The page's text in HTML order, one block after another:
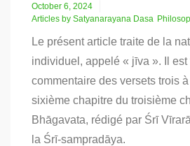
October 6, 2024
Articles by Satyanarayana Dasa
Le présent article traite de la
individuel, appelé « jīva ». Il est
commentaire des versets trois
sixième chapitre du troisième
Bhāgavata, rédigé par Śrī
la Śrī-sampradāya.